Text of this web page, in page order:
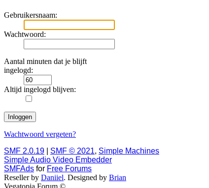
Gebruikersnaam:
Wachtwoord:
Aantal minuten dat je blijft
ingelogd:
Altijd ingelogd blijven:
Wachtwoord vergeten?
SMF 2.0.19
SMF © 2021, Simple Machines
Simple Audio Video Embedder
SMFAds for Free Forums
Reseller by Daniiel. Designed by Brian
Vegatopia Forum ©